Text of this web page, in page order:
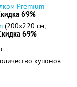
Premium
69%
(200х220 см,
69%
купонов